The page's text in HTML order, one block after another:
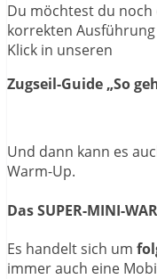
Du möchtest du
korrekten
Klick in unseren
Zugseil-Guide „So
Und dann kann es
Warm-Up.
Das SUPER-MINI-
Es handelt sich um
immer auch eine